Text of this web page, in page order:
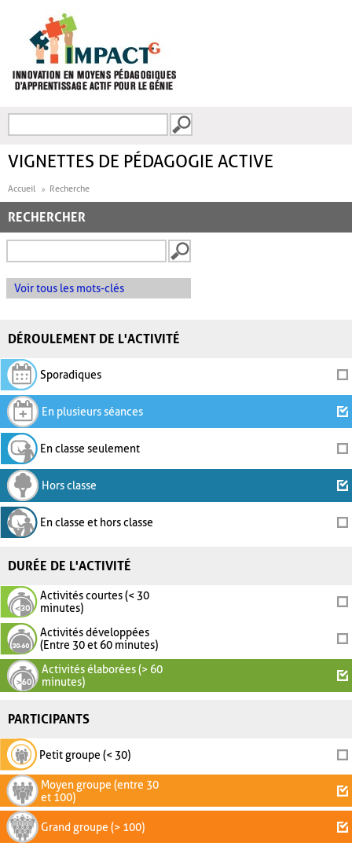
FORMULAIRE DE
VIGNETTES DE PÉDAGOGIE ACTIVE
Accueil Recherche
RECHERCHER
Voir tous les mots-clés
DÉROULEMENT DE L'ACTIVITÉ
Sporadiques
En plusieurs séances
En classe seulement
Hors classe
En classe et hors classe
DURÉE DE L'ACTIVITÉ
Activités courtes (< 30
minutes)
Activités développées
(Entre 30 et 60 minutes)
Activités élaborées (> 60
minutes)
PARTICIPANTS
Petit groupe (< 30)
Moyen groupe (entre 30
et 100)
Grand groupe (> 100)